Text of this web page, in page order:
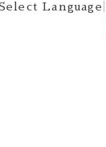
Language